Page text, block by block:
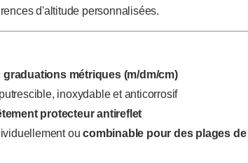
d'altitude personnalisées.
graduations métriques (m/dm/cm)
inoxydable et anticorrosif
tement protecteur antireflet
oucombinable pour des plages de